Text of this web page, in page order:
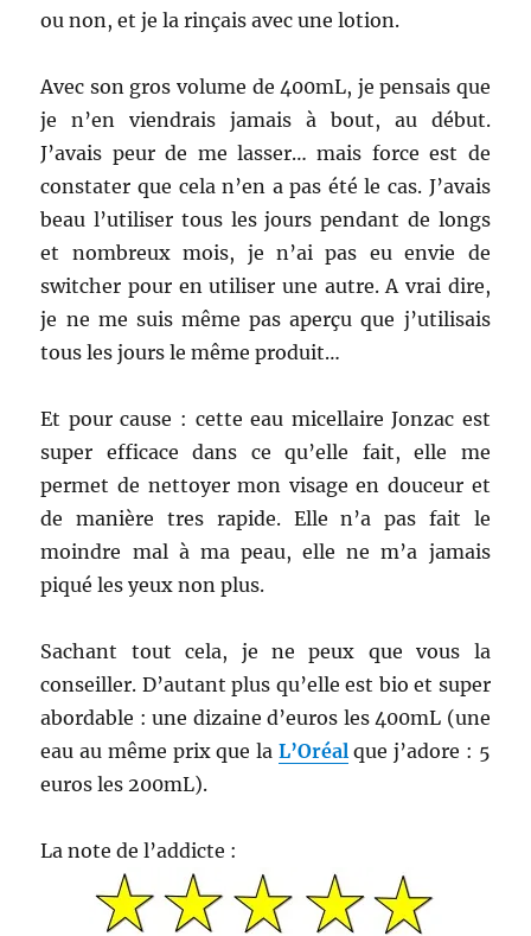
ou non, et je la rinçais avec une lotion.
Avec son gros volume de 400mL, je pensais que
je n’en viendrais jamais à bout, au début.
J’avais peur de me lasser… mais force est de
constater que cela n’en a pas été le cas. J’avais
beau l’utiliser tous les jours pendant de longs
et nombreux mois, je n’ai pas eu envie de
switcher pour en utiliser une autre. A vrai dire,
je ne me suis même pas aperçu que j’utilisais
tous les jours le même produit…
Et pour cause : cette eau micellaire Jonzac est
super efficace dans ce qu’elle fait, elle me
permet de nettoyer mon visage en douceur et
de manière tres rapide. Elle n’a pas fait le
moindre mal à ma peau, elle ne m’a jamais
piqué les yeux non plus.
Sachant tout cela, je ne peux que vous la
conseiller. D’autant plus qu’elle est bio et super
abordable : une dizaine d’euros les 400mL (une
eau au même prix que la L’Oréal que j’adore : 5
euros les 200mL).
La note de l’addicte :